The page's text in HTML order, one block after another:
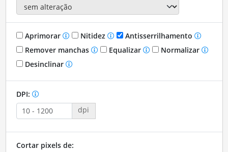
Aprimorar Nitidez
Antisserrilhamento
Remover manchas
Equalizar
Normalizar
Desinclinar
DPI:
dpi
Cortar pixels de: